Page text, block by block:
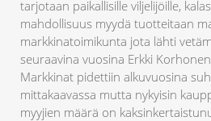
tarjotaan paikallisille viljelijöille,
mahdollisuus myydä tuotteitaan
markkinatoimikunta jota lähti
seuraavina vuosina Erkki
Markkinat pidettiin alkuvuosina
mittakaavassa mutta nykyisin
myyjien määrä on